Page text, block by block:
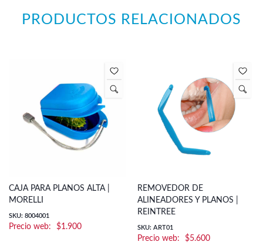
PRODUCTOS RELACIONADOS
CAJA PARA PLANOS ALTA |
MORELLI
SKU: 8004001
$1.900
REMOVEDOR DE
ALINEADORES Y PLANOS |
REINTREE
SKU: ART01
$5.600